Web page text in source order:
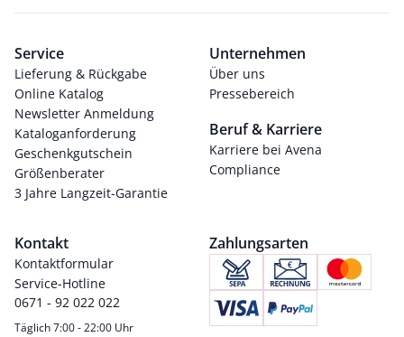
Service
Lieferung & Rückgabe
Online Katalog
Newsletter Anmeldung
Kataloganforderung
Geschenkgutschein
Größenberater
3 Jahre Langzeit-Garantie
Unternehmen
Über uns
Pressebereich
Beruf & Karriere
Karriere bei Avena
Compliance
Kontakt
Kontaktformular
Service-Hotline
0671 - 92 022 022
Täglich 7:00 - 22:00 Uhr
Zahlungsarten